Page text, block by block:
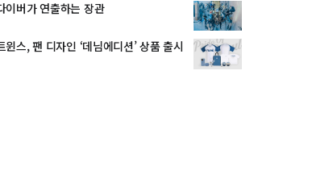
이버가 연출하는 장관
윈스, 팬 디자인 ‘데님에디션’ 상품 출시